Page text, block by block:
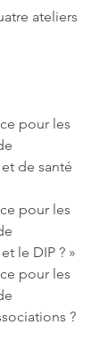
ateliers
pour les
de santé
pour les
le DIP ? »
pour les
?